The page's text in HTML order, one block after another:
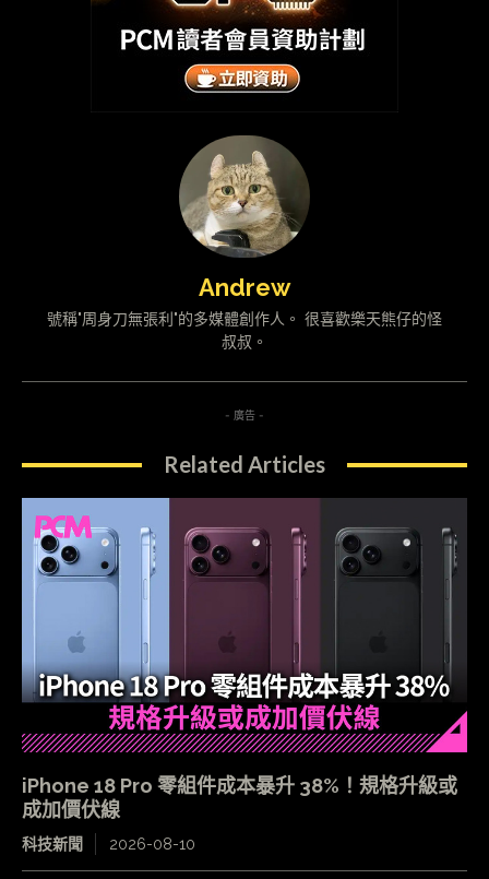
Andrew
號稱"周身刀無張利"的多媒體創作人。 很喜歡樂天熊仔的怪
叔叔。
- 廣告 -
Related Articles
iPhone 18 Pro 零組件成本暴升 38%！規格升級或
成加價伏線
科技新聞 2026-08-10